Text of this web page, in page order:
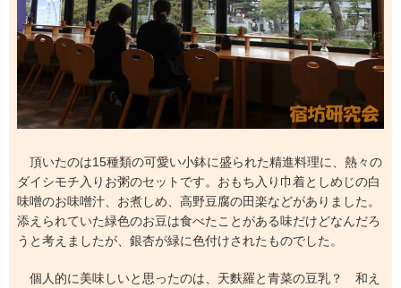
頂いたのは15種類の可愛い小鉢に盛られた精進料理に、熱々の
ダイシモチ入りお粥のセットです。おもち入り巾着としめじの白
味噌のお味噌汁、お煮しめ、高野豆腐の田楽などがありました。
添えられていた緑色のお豆は食べたことがある味だけどなんだろ
うと考えましたが、銀杏が緑に色付けされたものでした。
個人的に美味しいと思ったのは、天麩羅と青菜の豆乳？ 和え